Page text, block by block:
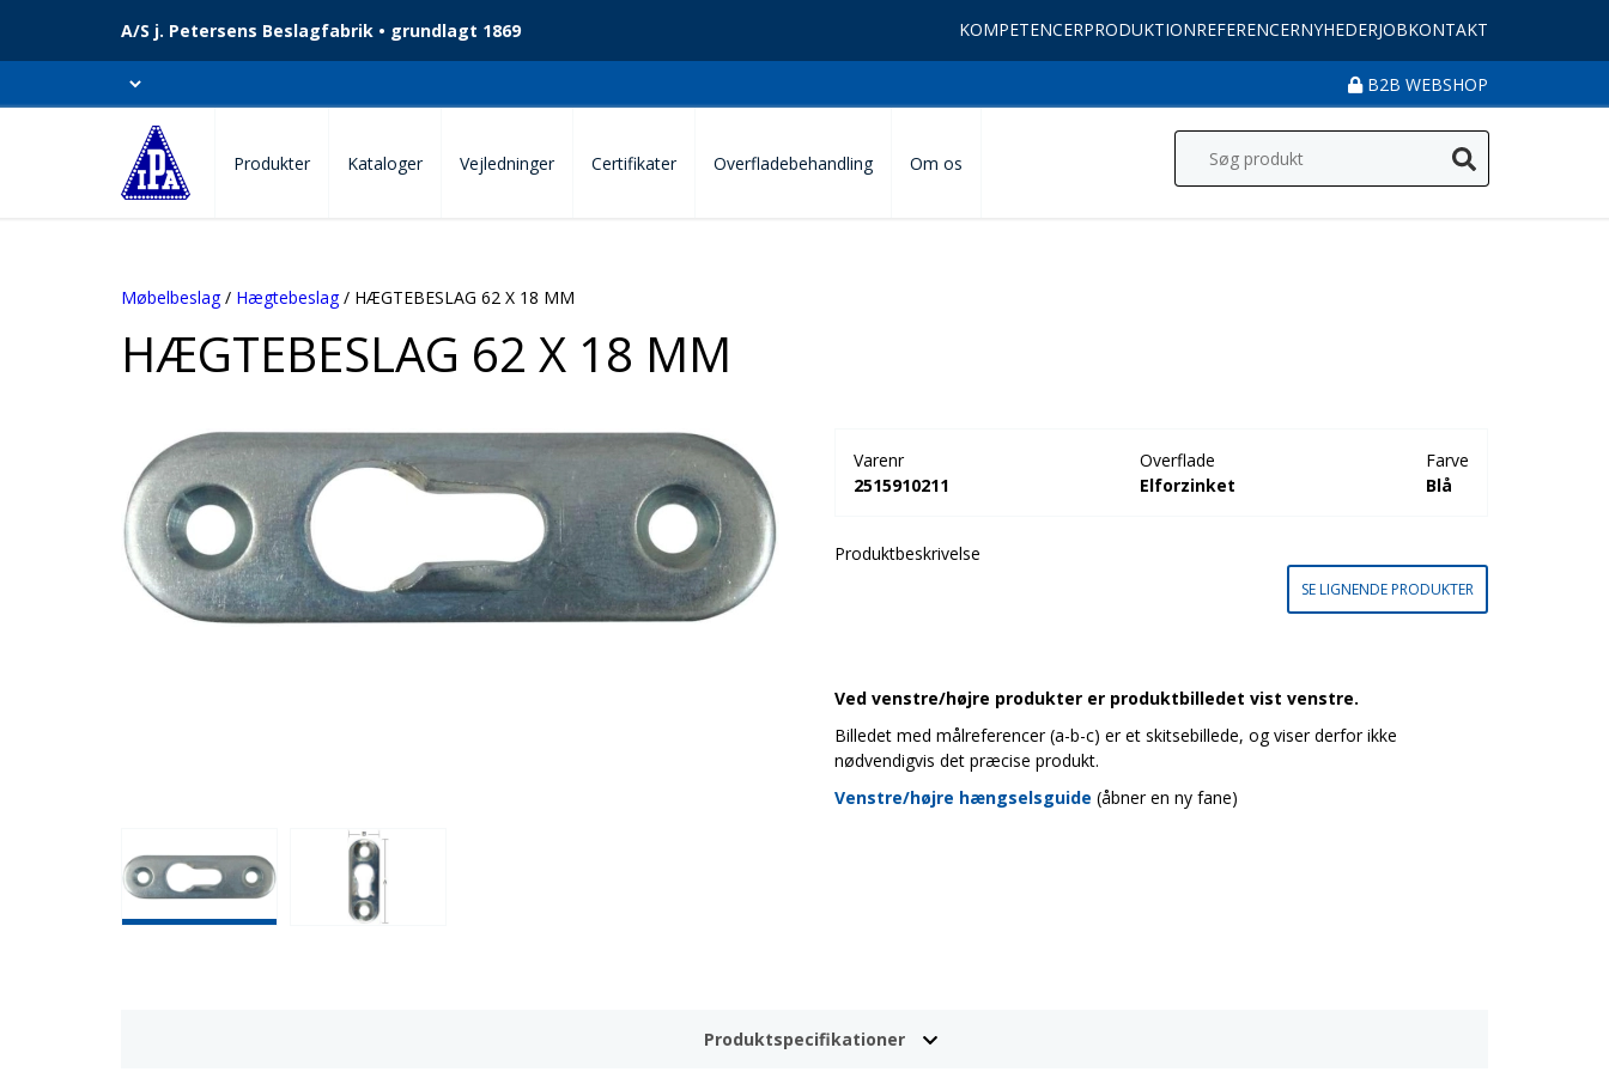
A/S j. Petersens Beslagfabrik • grundlagt 1869 KOMPETENCERPRODUKTIONREFERENCERNYHEDERJOBKONTAKT
B2B WEBSHOP
Produkter Kataloger Vejledninger Certifikater Overfladebehandling Om os
Møbelbeslag/ Hægtebeslag/ HÆGTEBESLAG 62 X 18 MM
HÆGTEBESLAG 62 X 18 MM
Varenr
2515910211
Overflade
Elforzinket
Farve
Blå
Produktbeskrivelse
SE LIGNENDE PRODUKTER
Ved venstre/højre produkter er produktbilledet vist venstre.
Billedet med målreferencer (a-b-c) er et skitsebillede, og viser derfor ikke
nødvendigvis det præcise produkt.
Venstre/højre hængselsguide (åbner en ny fane)
Produktspecifikationer